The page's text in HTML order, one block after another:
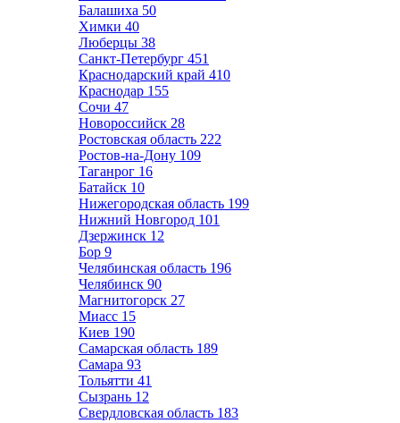
Балашиха 50
Химки 40
Люберцы 38
Санкт-Петербург 451
Краснодарский край 410
Краснодар 155
Сочи 47
Новороссийск 28
Ростовская область 222
Ростов-на-Дону 109
Таганрог 16
Батайск 10
Нижегородская область 199
Нижний Новгород 101
Дзержинск 12
Бор 9
Челябинская область 196
Челябинск 90
Магнитогорск 27
Миасс 15
Киев 190
Самарская область 189
Самара 93
Тольятти 41
Сызрань 12
Свердловская область 183